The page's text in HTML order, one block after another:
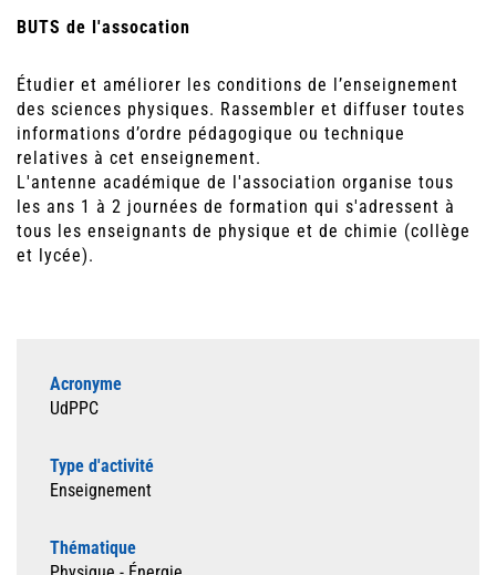
BUTS de l'assocation
Étudier et améliorer les conditions de l’enseignement
des sciences physiques. Rassembler et diffuser toutes
informations d’ordre pédagogique ou technique
relatives à cet enseignement.
L'antenne académique de l'association organise tous
les ans 1 à 2 journées de formation qui s'adressent à
tous les enseignants de physique et de chimie (collège
et lycée).
Acronyme
UdPPC
Type d'activité
Enseignement
Thématique